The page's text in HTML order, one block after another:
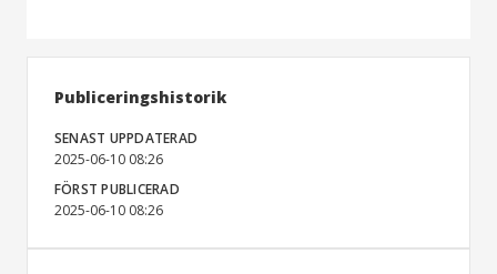
Publiceringshistorik
SENAST UPPDATERAD
2025-06-10 08:26
FÖRST PUBLICERAD
2025-06-10 08:26